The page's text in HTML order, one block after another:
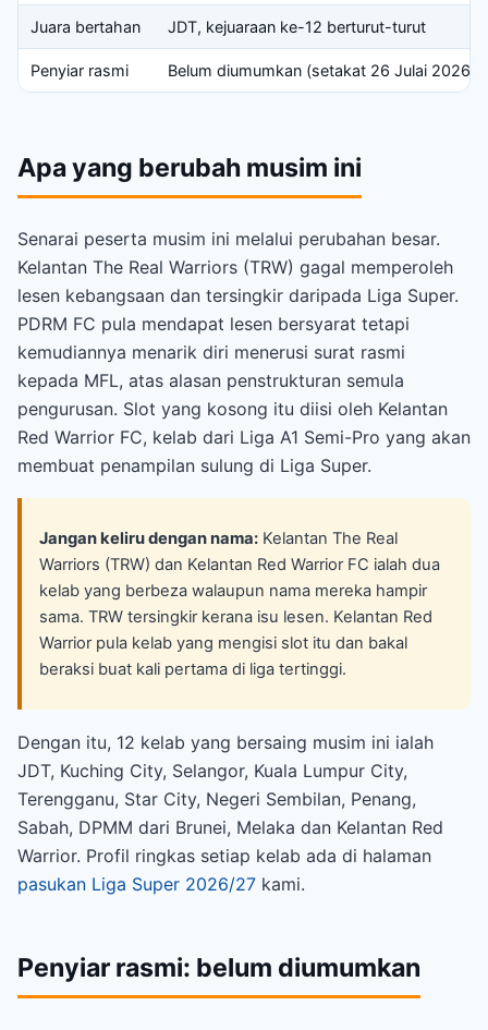
Juara bertahan JDT, kejuaraan ke-12 berturut-turut
Penyiar rasmi Belum diumumkan (setakat 26 Julai 2026)
Apa yang berubah musim ini
Senarai peserta musim ini melalui perubahan besar.
Kelantan The Real Warriors (TRW) gagal memperoleh
lesen kebangsaan dan tersingkir daripada Liga Super.
PDRM FC pula mendapat lesen bersyarat tetapi
kemudiannya menarik diri menerusi surat rasmi
kepada MFL, atas alasan penstrukturan semula
pengurusan. Slot yang kosong itu diisi oleh Kelantan
Red Warrior FC, kelab dari Liga A1 Semi-Pro yang akan
membuat penampilan sulung di Liga Super.
Jangan keliru dengan nama: Kelantan The Real
Warriors (TRW) dan Kelantan Red Warrior FC ialah dua
kelab yang berbeza walaupun nama mereka hampir
sama. TRW tersingkir kerana isu lesen. Kelantan Red
Warrior pula kelab yang mengisi slot itu dan bakal
beraksi buat kali pertama di liga tertinggi.
Dengan itu, 12 kelab yang bersaing musim ini ialah
JDT, Kuching City, Selangor, Kuala Lumpur City,
Terengganu, Star City, Negeri Sembilan, Penang,
Sabah, DPMM dari Brunei, Melaka dan Kelantan Red
Warrior. Profil ringkas setiap kelab ada di halaman
pasukan Liga Super 2026/27 kami.
Penyiar rasmi: belum diumumkan